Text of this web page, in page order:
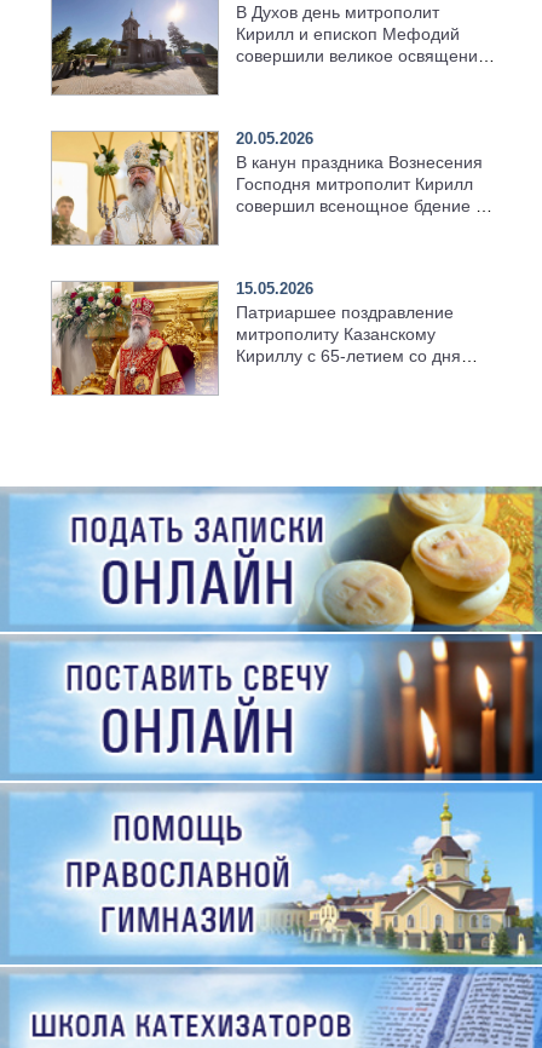
В Духов день митрополит
Кирилл и епископ Мефодий
совершили великое освящение
20.05.2026
В канун праздника Вознесения
Господня митрополит Кирилл
совершил всенощное бдение в
15.05.2026
Патриаршее поздравление
митрополиту Казанскому
Кириллу с 65-летием со дня